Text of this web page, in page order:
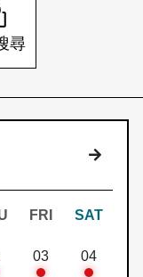
尋
下個月
FRI SAT
03 04